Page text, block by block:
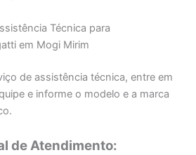
Técnica para
em Mogi Mirim
de assistência técnica, entre em
e informe o modelo e a marca
de Atendimento: